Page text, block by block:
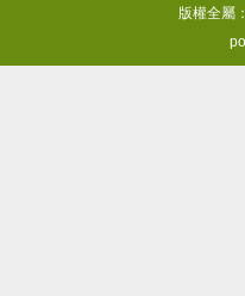
版權全屬